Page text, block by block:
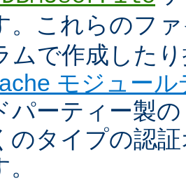
。これらのフ
ムで作成した
モジュー
パーティー製
のタイプの認